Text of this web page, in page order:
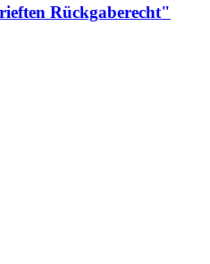
Rückgaberecht"